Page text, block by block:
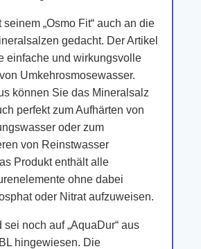
seinem „Osmo Fit“ auch an die
gedacht. Der Artikel
einfache und wirkungsvolle
Umkehrosmosewasser.
können Sie das Mineralsalz
perfekt zum Aufhärten von
oder zum
von Reinstwasser
Produkt enthält alle
ohne dabei
oder Nitrat aufzuweisen.
noch auf „AquaDur“ aus
hingewiesen. Die